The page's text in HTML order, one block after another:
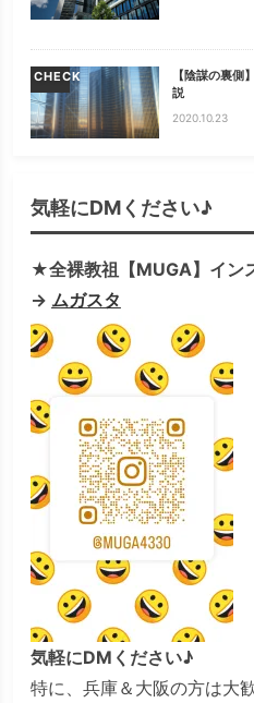
CHECK
【陰謀の裏
説
2020.10.23
気軽にDMください♪
★全裸教祖【MUGA】イン
→ ムガスタ
気軽にDMください♪
特に、兵庫＆大阪の方は大歓